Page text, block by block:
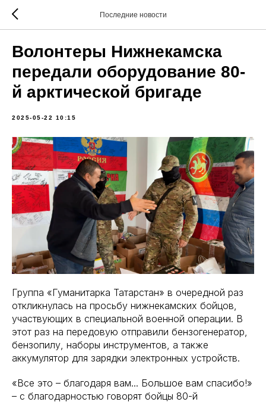
Последние новости
Волонтеры Нижнекамска
передали оборудование 80-
й арктической бригаде
2025-05-22 10:15
Группа «Гуманитарка Татарстан» в очередной раз
откликнулась на просьбу нижнекамских бойцов,
участвующих в специальной военной операции. В
этот раз на передовую отправили бензогенератор,
бензопилу, наборы инструментов, а также
аккумулятор для зарядки электронных устройств.
«Все это – благодаря вам... Большое вам спасибо!»
– с благодарностью говорят бойцы 80-й